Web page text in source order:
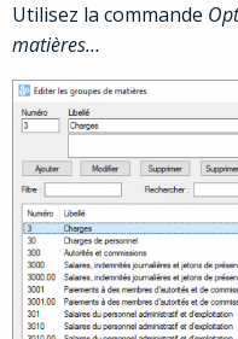
Utilisez la commande
matières…